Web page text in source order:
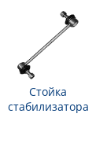
Стойка
стабилизатора